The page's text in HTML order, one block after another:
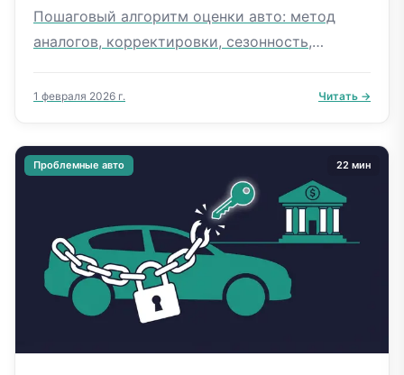
Пошаговый алгоритм оценки авто: метод
аналогов, корректировки, сезонность,
Camry с конкретными цифрами.
1 февраля 2026 г. Читать →
Проблемные авто 22 мин